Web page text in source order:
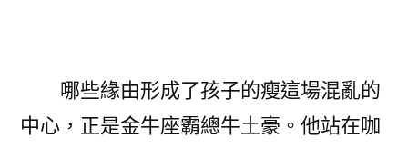
哪些緣由形成了孩子的瘦這場混亂的
中心，正是金牛座霸總牛土豪。他站在咖